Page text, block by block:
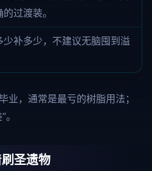
的过渡装。
少补多少，不建议无脑囤到溢
业，通常是最亏的树脂用法；
圣遗物